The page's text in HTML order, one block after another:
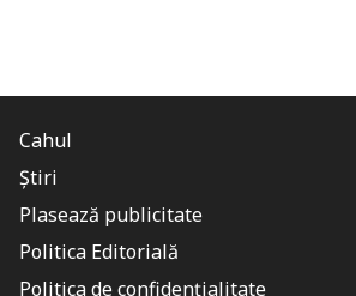
Cahul
Știri
Plasează publicitate
Politica Editorială
Politica de confidențialitate